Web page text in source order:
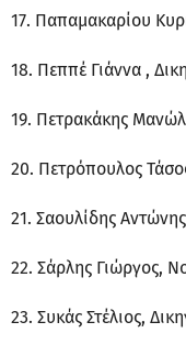
17. Παπαμακαρίου
18. Πεππέ Γιάννα ,
19. Πετρακάκης
20. Πετρόπουλος
21. Σαουλίδης
22. Σάρλης Γιώργος,
23. Συκάς Στέλιος,